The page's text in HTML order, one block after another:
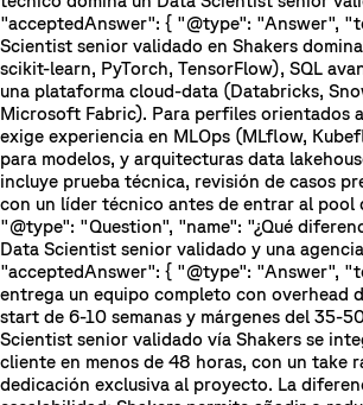
"acceptedAnswer": { "@type": "Answer",
Scientist senior validado en Shakers
scikit-learn, PyTorch, TensorFlow), SQL
una plataforma cloud-data (Databricks,
Microsoft Fabric). Para perfiles orientados
exige experiencia en MLOps (MLflow,
para modelos, y arquitecturas data
incluye prueba técnica, revisión de casos
con un líder técnico antes de entrar al pool
"@type": "Question", "name": "¿Qué
Data Scientist senior validado y una
"acceptedAnswer": { "@type": "Answer",
entrega un equipo completo con overhead
start de 6-10 semanas y márgenes del 35-
Scientist senior validado vía Shakers se
cliente en menos de 48 horas, con un take
dedicación exclusiva al proyecto. La